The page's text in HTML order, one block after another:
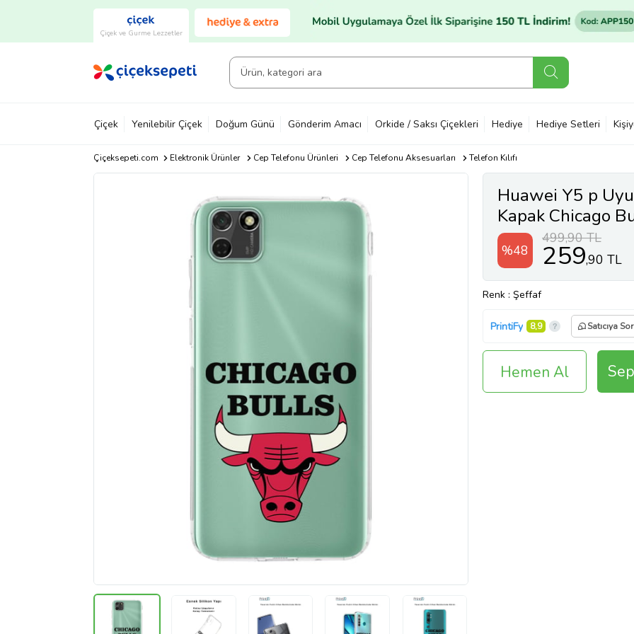
Çiçek ve Gurme Lezzetler
Çiçek Yenilebilir Çiçek Doğum Günü Gönderim Amacı Orkide / Saksı Çiçekleri Hediye Hediye Setleri
Çiçeksepeti.com Elektronik Ürünler Cep Telefonu Ürünleri Cep Telefonu Aksesuarları Telefon Kılıfı
Huawei Y5 p
Kapak Chicago
%48
499,90 TL
259,90 TL
Renk : Şeffaf
PrintiFy 8,9 Satıcıya Sor
Hemen Al